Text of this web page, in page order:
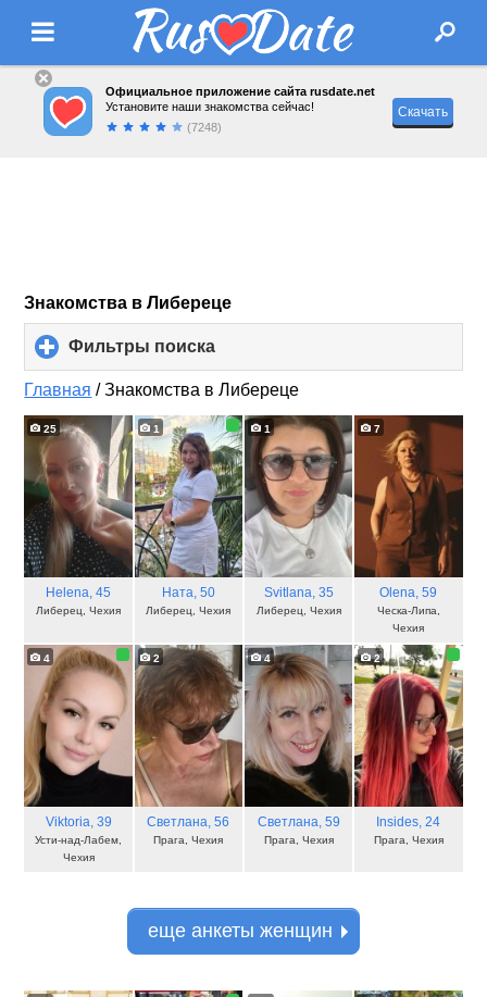
Официальное приложение сайта rusdate.net
Установите наши знакомства сейчас!
(7248)
Скачать
Знакомства в Либереце
Фильтры поиска
to
expand
contents
Главная /Знакомства в Либереце
25
Helena, 45
Либерец, Чехия
1
Ната, 50
Либерец, Чехия
1
Svitlana, 35
Либерец, Чехия
7
Olena, 59
Ческа-Липа,
Чехия
4
Viktoria, 39
Усти-над-Лабем,
Чехия
2
Светлана, 56
Прага, Чехия
4
Светлана, 59
Прага, Чехия
2
Insides, 24
Прага, Чехия
еще анкеты женщин